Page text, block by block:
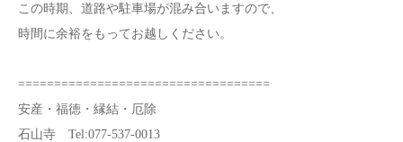
この時期、道路や駐車場が混み合いますので、
時間に余裕をもってお越しください。
===================================
安産・福徳・縁結・厄除
石山寺 Tel:077-537-0013